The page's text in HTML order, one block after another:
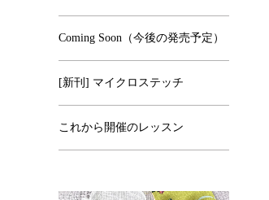
Coming Soon（今後の発売予定）
[新刊] マイクロステッチ
これから開催のレッスン